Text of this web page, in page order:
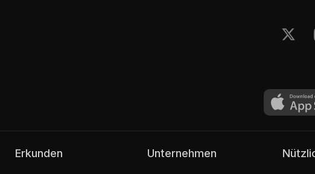
Erkunden Unternehmen